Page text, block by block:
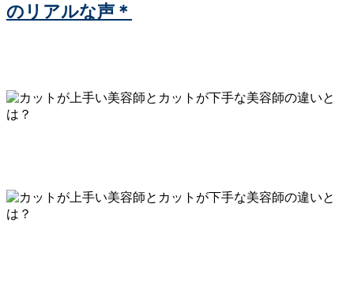
のリアルな声＊